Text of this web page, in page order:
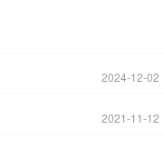
2024-12-02
2021-11-12